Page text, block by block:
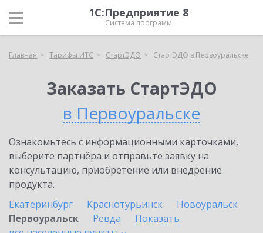
1С:Предприятие 8
Система программ
Главная Тарифы ИТС СтартЭДО СтартЭДО в Первоуральске
Заказать СтартЭДО
в Первоуральске
Ознакомьтесь с информационными карточками,
выберите партнёра и отправьте заявку на
консультацию, приобретение или внедрение
продукта.
Екатеринбург
Краснотурьинск
Новоуральск
Первоуральск
Ревда
Показать